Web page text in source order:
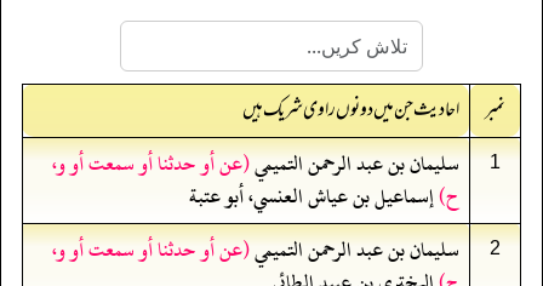
نمبر احادیث جن میں دونوں راوی شریک ہیں
1 سليمان بن عبد الرحمن التميمي(عن أو حدثنا أو سمعت أو و،
ح)إسماعيل بن عياش العنسي، أبو عتبة
2 سليمان بن عبد الرحمن التميمي(عن أو حدثنا أو سمعت أو و،